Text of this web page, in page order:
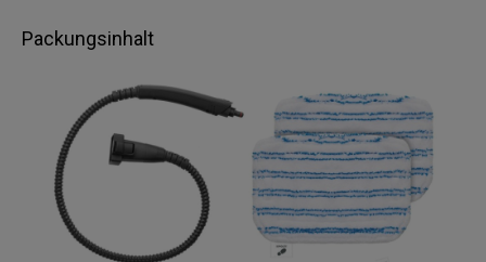
Packungsinhalt